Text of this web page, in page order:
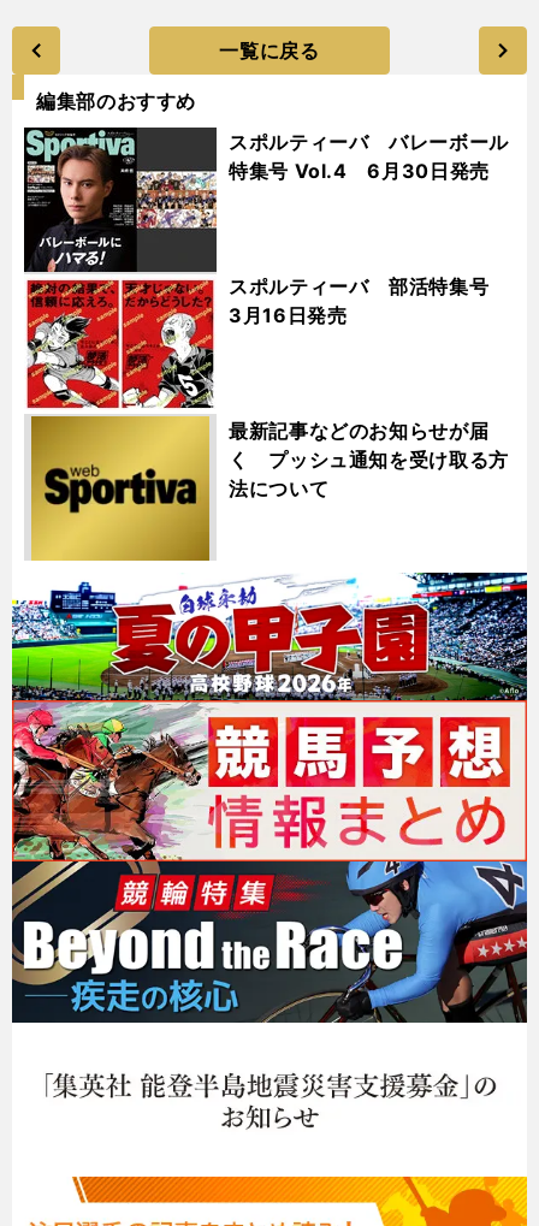
一覧に戻る
編集部のおすすめ
スポルティーバ バレーボール
特集号 Vol.4 6月30日発売
スポルティーバ 部活特集号
3月16日発売
最新記事などのお知らせが届
く プッシュ通知を受け取る方
法について